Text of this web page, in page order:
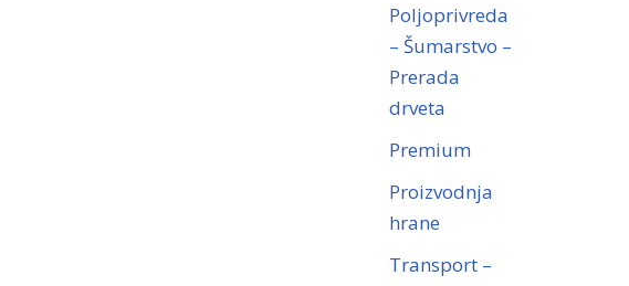
Poljoprivreda
– Šumarstvo –
Prerada
drveta
Premium
Proizvodnja
hrane
Transport –